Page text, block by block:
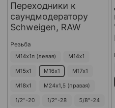
Переходники к
саундмодератору
Schweigen, RAW
Резьба
М14х1л (левая) М14х1
М15х1 М16х1 М17х1
М18х1 М24х1,5 (правая)
1/2"-20 1/2"-28 5/8"-24